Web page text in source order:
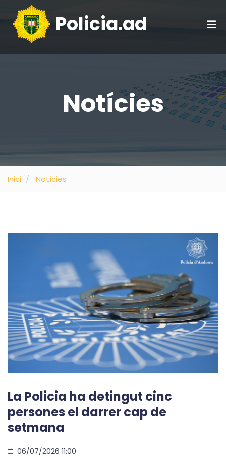
Policia.ad
Notícies
Inici Notícies
La Policia ha detingut cinc
persones el darrer cap de
setmana
06/07/2026 11:00